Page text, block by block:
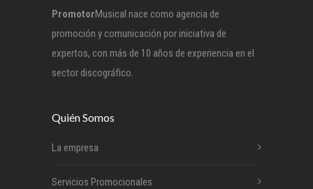
PromotorMusical nace como agencia de
promoción y comunicación por iniciativa de
expertos, con más de 10 años de experiencia en el
sector discográfico.
Quién Somos
La empresa
Servicios Promocionales